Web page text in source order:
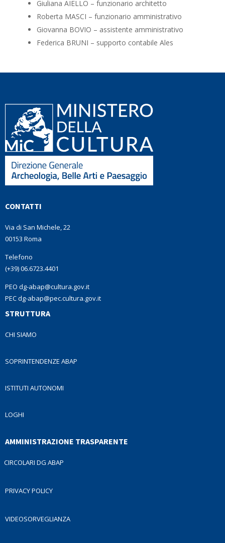
Giuliana AIELLO – funzionario architetto
Roberta MASCI – funzionario amministrativo
Giovanna BOVIO – assistente amministrativo
Federica BRUNI – supporto contabile Ales
CONTATTI
Via di San Michele, 22
00153 Roma
Telefono
(+39) 06.6723.4401
PEO dg-abap@cultura.gov.it
PEC dg-abap@pec.cultura.gov.it
STRUTTURA
CHI SIAMO
SOPRINTENDENZE ABAP
ISTITUTI AUTONOMI
LOGHI
AMMINISTRAZIONE TRASPARENTE
CIRCOLARI DG ABAP
PRIVACY POLICY
VIDEOSORVEGLIANZA